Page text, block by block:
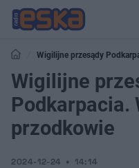
Wigilijne przesądy
Wigilijne
Podkarpacia.
przodkowie
2024-12-24 14:14